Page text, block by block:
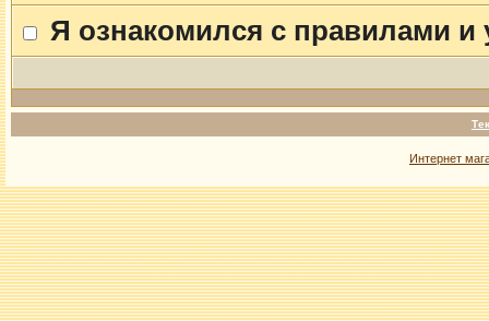
Я ознакомился с правилами
Интернет